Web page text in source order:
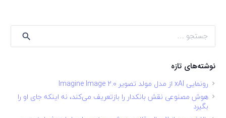
جستجو
برای:
نوشته‌های تازه
رونمایی xAI از مدل مولد تصویر Imagine Image 2.0
هوش مصنوعی نقش بانکدار را بازتعریف می‌کند، نه اینکه جای او را
بگیرد